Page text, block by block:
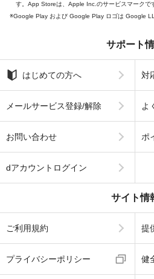
す。App Storeは、Apple Inc.のサービスマークで
Google Play および Google Play ロゴは Google
サポート
はじめての方へ 対
メールサービス登録/解除 よ
お問い合わせ ポ
dアカウントログイン
サイト情
ご利用規約 提
プライバシーポリシー 健